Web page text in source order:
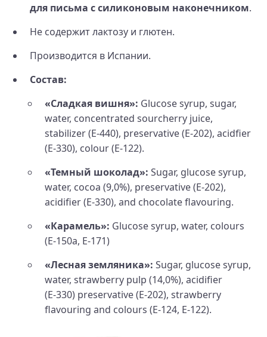
для письма с силиконовым наконечником.
Не содержит лактозу и глютен.
Производится в Испании.
Состав:
«Сладкая вишня»: Glucose syrup, sugar,
water, concentrated sourcherry juice,
stabilizer (E‑440), preservative (E‑202), acidfier
(E‑330), colour (E‑122).
«Темный шоколад»: Sugar, glucose syrup,
water, cocoa (9,0%), preservative (E‑202),
acidifier (E‑330), and chocolate flavouring.
«Карамель»: Glucose syrup, water, colours
(E‑150a, E‑171)
«Лесная земляника»: Sugar, glucose syrup,
water, strawberry pulp (14,0%), acidifier
(E‑330) preservative (E‑202), strawberry
flavouring and colours (E‑124, E‑122).